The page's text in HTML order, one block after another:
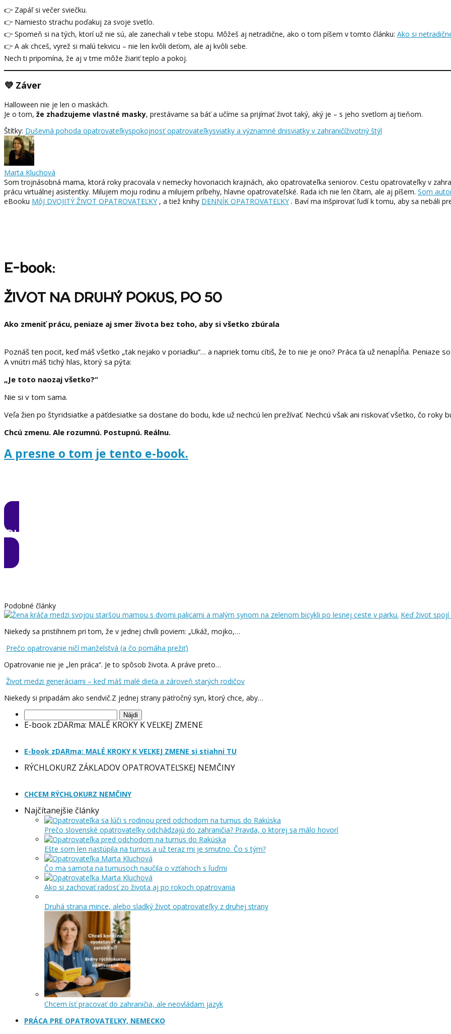
👉 Zapáľ si večer sviečku.
👉 Namiesto strachu poďakuj za svoje svetlo.
👉 Spomeň si na tých, ktorí už nie sú, ale zanechali v tebe stopu. Môžeš aj netradične, ako o tom píšem v tomto článku: Ako si
👉 A ak chceš, vyrež si malú tekvicu – nie len kvôli deťom, ale aj kvôli sebe.
Nech ti pripomína, že aj v tme môže žiariť teplo a pokoj.
💜 Záver
Halloween nie je len o maskách.
Je o tom, že zhadzujeme vlastné masky, prestávame sa báť a učíme sa prijímať život taký, aký je – s jeho svetlom aj tieňom.
Štítky: Duševná pohoda opatrovateľkyspokojnosť opatrovateľkysviatky a významné dnisviatky v zahraničíživotný štýl
Marta Kluchová
Som trojnásobná mama, ktorá roky pracovala v nemecky hovoriacich krajinách, ako opatrovateľka seniorov. Cestu opatrovateľky v
prácu virtuálnej asistentky. Milujem moju rodinu a milujem príbehy, hlavne opatrovateľské. Rada ich nie len čítam, ale aj píšem. Som
eBooku MôJ DVOJITÝ ŽIVOT OPATROVATEĽKY , a tiež knihy DENNÍK OPATROVATEĽKY . Baví ma inšpirovať ľudí k tomu, aby sa nebáli
E-book:
ŽIVOT NA DRUHÝ POKUS, PO 50
Ako zmeniť prácu, peniaze aj smer života bez toho, aby si všetko zbúrala
Poznáš ten pocit, keď máš všetko „tak nejako v poriadku“… a napriek tomu cítiš, že to nie je ono? Práca ťa už nenapĺňa. Peniaze
A vnútri máš tichý hlas, ktorý sa pýta:
„Je toto naozaj všetko?“
Nie si v tom sama.
Veľa žien po štyridsiatke a päťdesiatke sa dostane do bodu, kde už nechcú len prežívať. Nechcú však ani riskovať všetko, čo roky
Chcú zmenu. Ale rozumnú. Postupnú. Reálnu.
A presne o tom je tento e-book.
CHCEM ZMENU
Podobné články
Keď život
Niekedy sa pristihnem pri tom, že v jednej chvíli poviem: „Ukáž, mojko,…
Prečo opatrovanie ničí manželstvá (a čo pomáha prežiť)
Opatrovanie nie je „len práca“. Je to spôsob života. A práve preto…
Život medzi generáciami – keď máš malé dieťa a zároveň starých rodičov
Niekedy si pripadám ako sendvič.Z jednej strany päťročný syn, ktorý chce, aby…
E-book zDARma: MALÉ KROKY K VEĽKEJ ZMENE
E-book zDARma: MALÉ KROKY K VEĽKEJ ZMENE si stiahni TU
RÝCHLOKURZ ZÁKLADOV OPATROVATEĽSKEJ NEMČINY
CHCEM RÝCHLOKURZ NEMČINY
Najčítanejšie články
Prečo slovenské opatrovateľky odchádzajú do zahraničia? Pravda, o ktorej sa málo hovorí
Ešte som len nastúpila na turnus a už teraz mi je smutno. Čo s tým?
Čo ma samota na turnusoch naučila o vzťahoch s ľuďmi
Ako si zachovať radosť zo života aj po rokoch opatrovania
Druhá strana mince, alebo sladký život opatrovateľky z druhej strany
Chcem ísť pracovať do zahraničia, ale neovládam jazyk
PRÁCA PRE OPATROVATEĽKY, NEMECKO